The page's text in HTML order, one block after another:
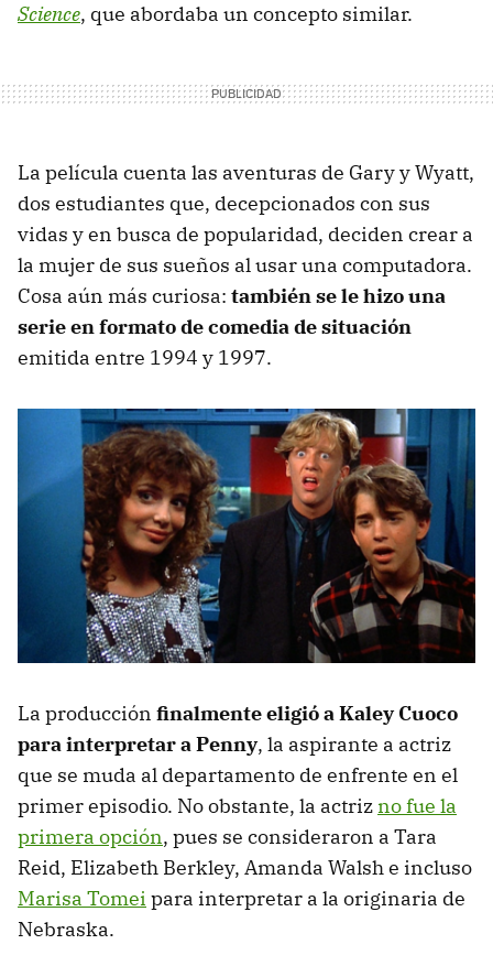
Science, que abordaba un concepto similar.
La película cuenta las aventuras de Gary y Wyatt,
dos estudiantes que, decepcionados con sus
vidas y en busca de popularidad, deciden crear a
la mujer de sus sueños al usar una computadora.
Cosa aún más curiosa: también se le hizo una
serie en formato de comedia de situación
emitida entre 1994 y 1997.
La producción finalmente eligió a Kaley Cuoco
para interpretar a Penny, la aspirante a actriz
que se muda al departamento de enfrente en el
primer episodio. No obstante, la actrizno fue la
primera opción, pues se consideraron a Tara
Reid, Elizabeth Berkley, Amanda Walsh e incluso
Marisa Tomei para interpretar a la originaria de
Nebraska.